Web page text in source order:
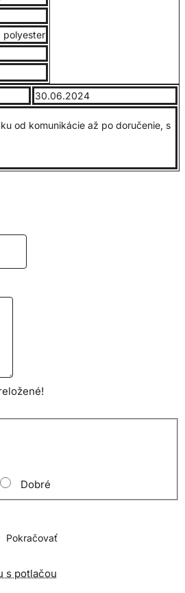
skupiny od 0 rokov
polyester
30.06.2024
od komunikácie až po doručenie, s
Dobré
Pokračovať
s potlačou